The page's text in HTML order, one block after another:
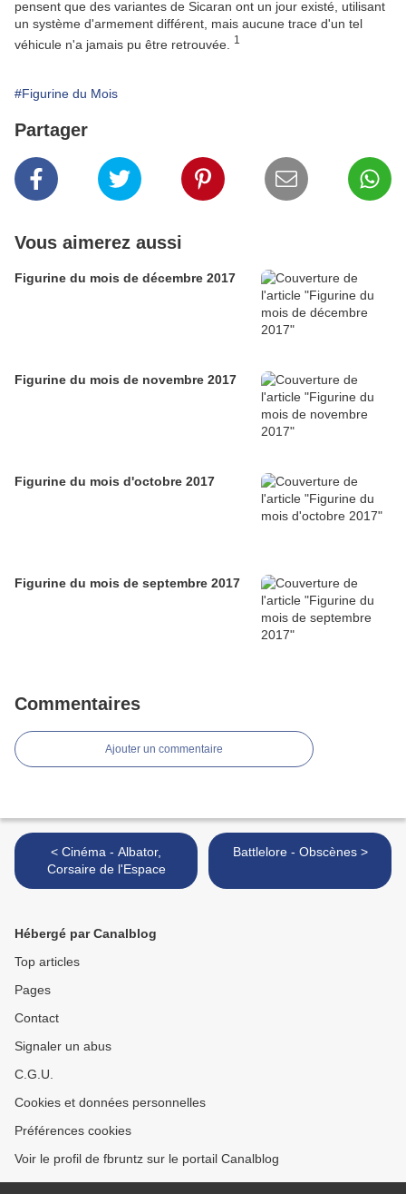
pensent que des variantes de Sicaran ont un jour existé, utilisant
un système d'armement différent, mais aucune trace d'un tel
véhicule n'a jamais pu être retrouvée.
1
#Figurine du Mois
Partager
Vous aimerez aussi
Figurine du mois de décembre 2017
Figurine du mois de novembre 2017
Figurine du mois d'octobre 2017
Figurine du mois de septembre 2017
Commentaires
Ajouter un commentaire
< Cinéma - Albator,
Corsaire de l'Espace
Battlelore - Obscènes >
Hébergé par Canalblog
Top articles
Pages
Contact
Signaler un abus
C.G.U.
Cookies et données personnelles
Préférences cookies
Voir le profil de fbruntz sur le portail Canalblog